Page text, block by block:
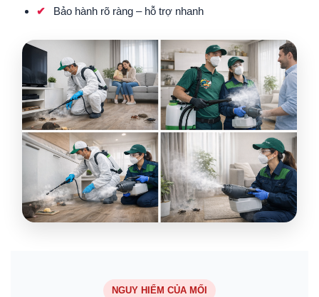
Bảo hành rõ ràng – hỗ trợ nhanh
NGUY HIỂM CỦA MỐI